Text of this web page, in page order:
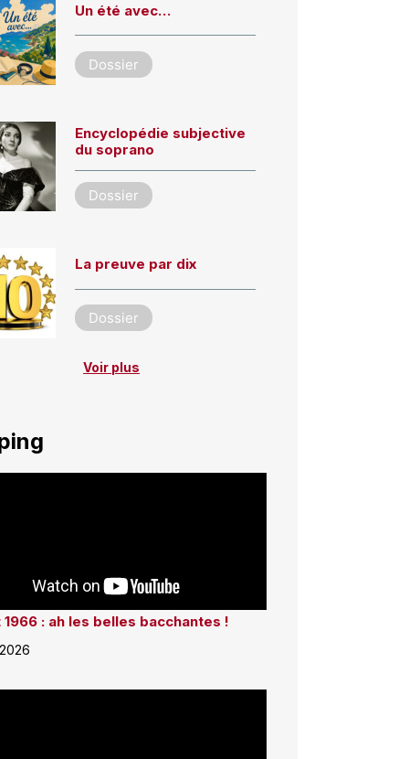
Un été avec…
Dossier
Encyclopédie subjective
du soprano
Dossier
La preuve par dix
Dossier
Voir plus
1966 : ah les belles bacchantes !